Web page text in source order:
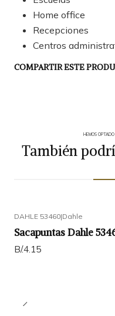
Home office
Recepciones
Centros
COMPARTIR ESTE
HEMOS OPTADO
También
DAHLE 53460|Dahle
Sacapuntas Dahle
B/.4.15